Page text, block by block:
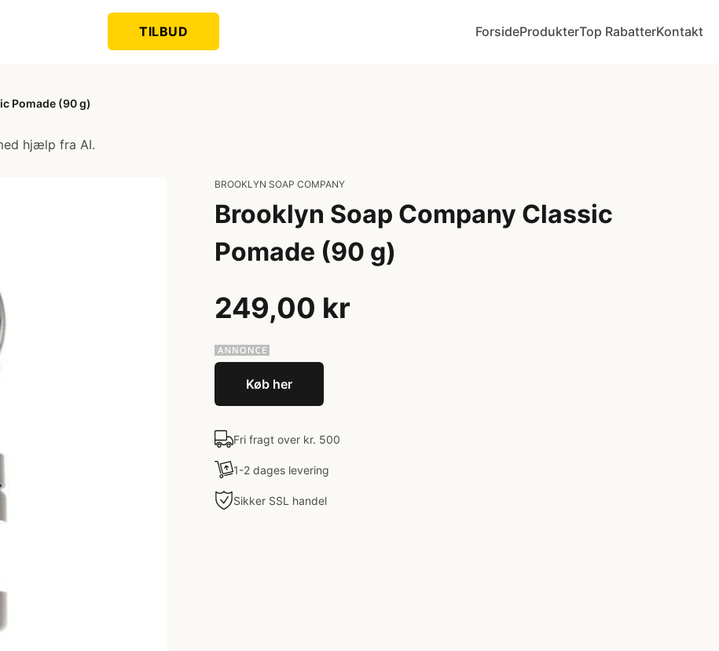
TILBUD ForsideProdukterTop RabatterKontakt
Pomade (90 g)
hjælp fra AI.
BROOKLYN SOAP COMPANY
Brooklyn Soap Company Classic
Pomade (90 g)
249,00 kr
Køb her
Fri fragt over kr. 500
1-2 dages levering
Sikker SSL handel